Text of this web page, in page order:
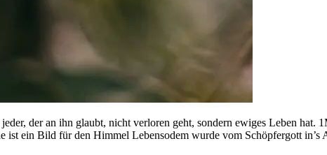
der an ihn glaubt, nicht verloren geht, sondern ewiges Leben
ein Bild für den Himmel Lebensodem wurde vom Schöpfergott in’s